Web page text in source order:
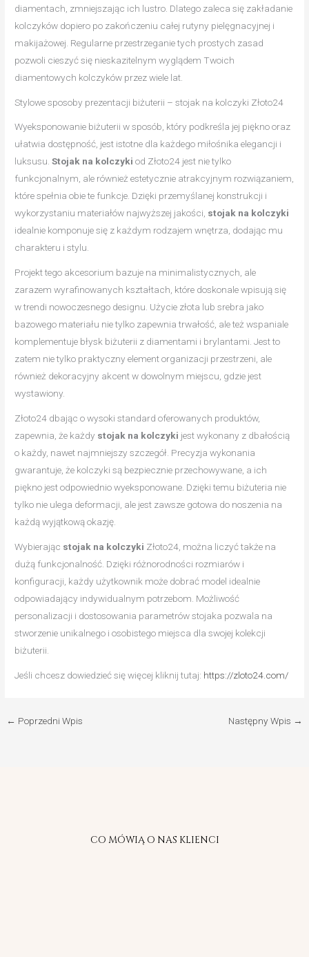
diamentach, zmniejszając ich lustro. Dlatego zaleca się zakładanie
kolczyków dopiero po zakończeniu całej rutyny pielęgnacyjnej i
makijażowej. Regularne przestrzeganie tych prostych zasad
pozwoli cieszyć się nieskazitelnym wyglądem Twoich
diamentowych kolczyków przez wiele lat.
Stylowe sposoby prezentacji biżuterii – stojak na kolczyki Złoto24
Wyeksponowanie biżuterii w sposób, który podkreśla jej piękno oraz
ułatwia dostępność, jest istotne dla każdego miłośnika elegancji i
luksusu.Stojak na kolczyki od Złoto24 jest nie tylko
funkcjonalnym, ale również estetycznie atrakcyjnym rozwiązaniem,
które spełnia obie te funkcje. Dzięki przemyślanej konstrukcji i
wykorzystaniu materiałów najwyższej jakości, stojak na kolczyki
idealnie komponuje się z każdym rodzajem wnętrza, dodając mu
charakteru i stylu.
Projekt tego akcesorium bazuje na minimalistycznych, ale
zarazem wyrafinowanych kształtach, które doskonale wpisują się
w trendi nowoczesnego designu. Użycie złota lub srebra jako
bazowego materiału nie tylko zapewnia trwałość, ale też wspaniale
komplementuje błysk biżuterii z diamentami i brylantami. Jest to
zatem nie tylko praktyczny element organizacji przestrzeni, ale
również dekoracyjny akcent w dowolnym miejscu, gdzie jest
wystawiony.
Złoto24 dbając o wysoki standard oferowanych produktów,
zapewnia, że każdy stojak na kolczyki jest wykonany z dbałością
o każdy, nawet najmniejszy szczegół. Precyzja wykonania
gwarantuje, że kolczyki są bezpiecznie przechowywane, a ich
piękno jest odpowiednio wyeksponowane. Dzięki temu biżuteria nie
tylko nie ulega deformacji, ale jest zawsze gotowa do noszenia na
każdą wyjątkową okazję.
Wybierając stojak na kolczyki Złoto24, można liczyć także na
dużą funkcjonalność. Dzięki różnorodności rozmiarów i
konfiguracji, każdy użytkownik może dobrać model idealnie
odpowiadający indywidualnym potrzebom. Możliwość
personalizacji i dostosowania parametrów stojaka pozwala na
stworzenie unikalnego i osobistego miejsca dla swojej kolekcji
biżuterii.
Jeśli chcesz dowiedzieć się więcej kliknij tutaj: https://zloto24.com/
← Poprzedni Wpis Następny Wpis →
CO MÓWIĄ O NAS KLIENCI